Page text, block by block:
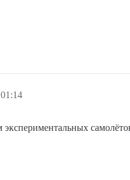
экспериментальных